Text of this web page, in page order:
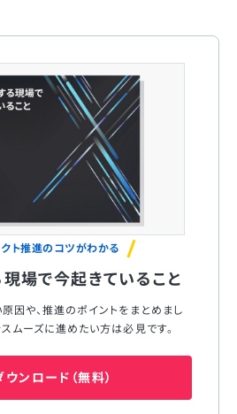
ト推進のコツがわかる
場で今起きていること
因や、推進のポイントをまとめまし
ムーズに進めたい方は必見です。
ンロード（無料）